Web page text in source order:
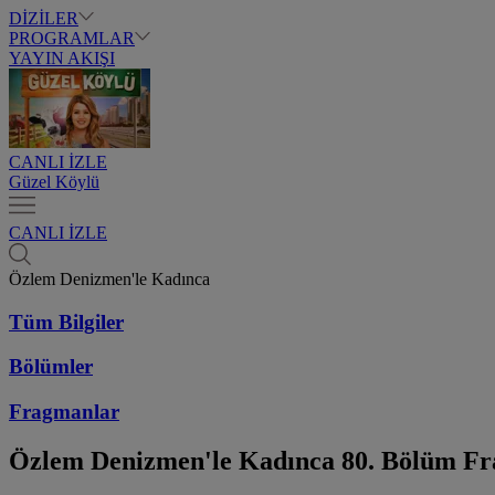
DİZİLER
PROGRAMLAR
YAYIN AKIŞI
CANLI İZLE
Güzel Köylü
CANLI İZLE
Özlem Denizmen'le Kadınca
Tüm Bilgiler
Bölümler
Fragmanlar
Özlem Denizmen'le Kadınca 80. Bölüm